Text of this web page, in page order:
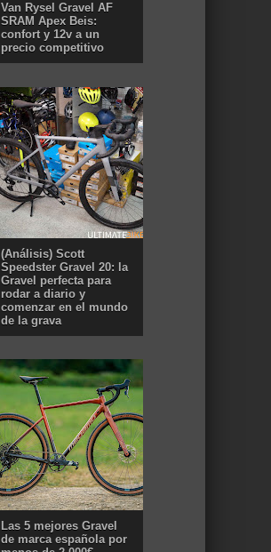
Van Rysel Gravel AF
SRAM Apex Beis:
confort y 12v a un
precio competitivo
(Análisis) Scott
Speedster Gravel 20: la
Gravel perfecta para
rodar a diario y
comenzar en el mundo
de la grava
Las 5 mejores Gravel
de marca española por